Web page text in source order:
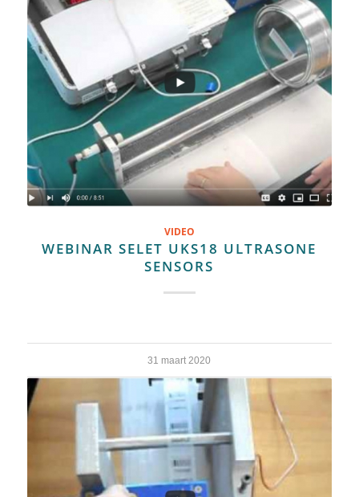
VIDEO
WEBINAR SELET UKS18 ULTRASONE
SENSORS
31 maart 2020